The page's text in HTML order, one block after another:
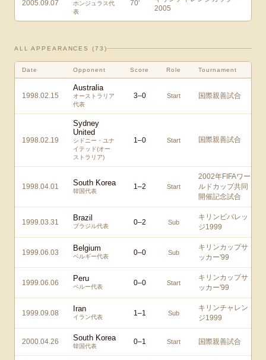
2005.09.07
ホンジュラス代
表
70'
2005
ALL APPEARANCES (73 )
Date Opponent Score Role Tournament
1998.02.15
Australia
オーストラリア
代表
3–0 Start 国際親善試合
1998.02.19
Sydney
United
シドニー・ユナ
イテッド(オー
ストラリア)
1–0 Start 国際親善試合
1998.04.01 South Korea
韓国代表
1–2 Start
2002年FIFAワー
ルドカップ共同
開催記念試合
1999.03.31 Brazil
ブラジル代表 0–2 Sub
キリンビバレッ
ジ1999
1999.06.03 Belgium
ベルギー代表 0–0 Sub
キリンカップサ
ッカー'99
1999.06.06 Peru
ペルー代表 0–0 Start
キリンカップサ
ッカー'99
1999.09.08 Iran
イラン代表 1–1 Sub
キリンチャレン
ジ1999
2000.04.26 South Korea
韓国代表
0–1 Start 国際親善試合